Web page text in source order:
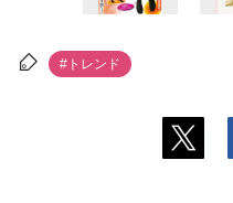
#トレンド